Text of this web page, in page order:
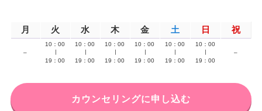
月 火 水 木 金 土 日 祝
–
10：00
19：00
10：00
19：00
10：00
19：00
10：00
19：00
10：00
19：00
10：00
19：00
–
カウンセリングに申し込む